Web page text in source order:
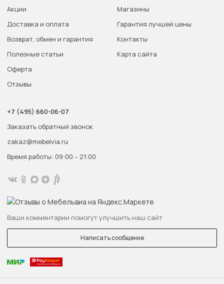
Акции
Доставка и оплата
Возврат, обмен и гарантия
Полезные статьи
Оферта
Отзывы
Магазины
Гарантия лучшей цены
Контакты
Карта сайта
+7 (495) 660-06-07
Заказать обратный звонок
zakaz@mebelvia.ru
Время работы: 09:00 – 21:00
Ваши комментарии помогут улучшить наш сайт
Написать сообщение